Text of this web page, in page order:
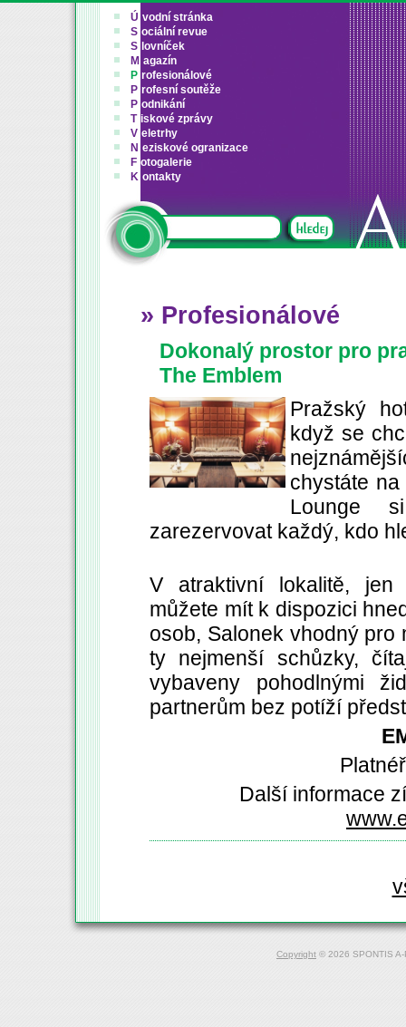
Ú vodní stránka
S ociální revue
S lovníček
M agazín
P rofesionálové
P rofesní soutěže
P odnikání
T iskové zprávy
V eletrhy
N eziskové ogranizace
F otogalerie
K ontakty
» Profesionálové
Dokonalý prostor pro
The Emblem
Pražský
když se
chystáte
Lounge
zarezervovat každý, kdo
V atraktivní lokalitě, jen
můžete mít k dispozici
osob, Salonek vhodný
ty nejmenší schůzky,
vybaveny pohodlnými
partnerům bez potíží
Další informace
Copyright © 2026 SPONTIS